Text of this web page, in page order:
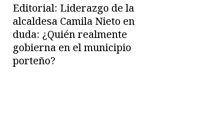
Editorial: Liderazgo de la
alcaldesa Camila Nieto en
duda: ¿Quién realmente
gobierna en el municipio
porteño?